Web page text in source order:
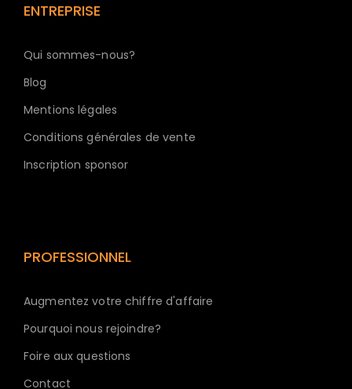
ENTREPRISE
Qui sommes-nous?
Blog
Mentions légales
Conditions générales de vente
Inscription sponsor
PROFESSIONNEL
Augmentez votre chiffre d'affaire
Pourquoi nous rejoindre?
Foire aux questions
Contact